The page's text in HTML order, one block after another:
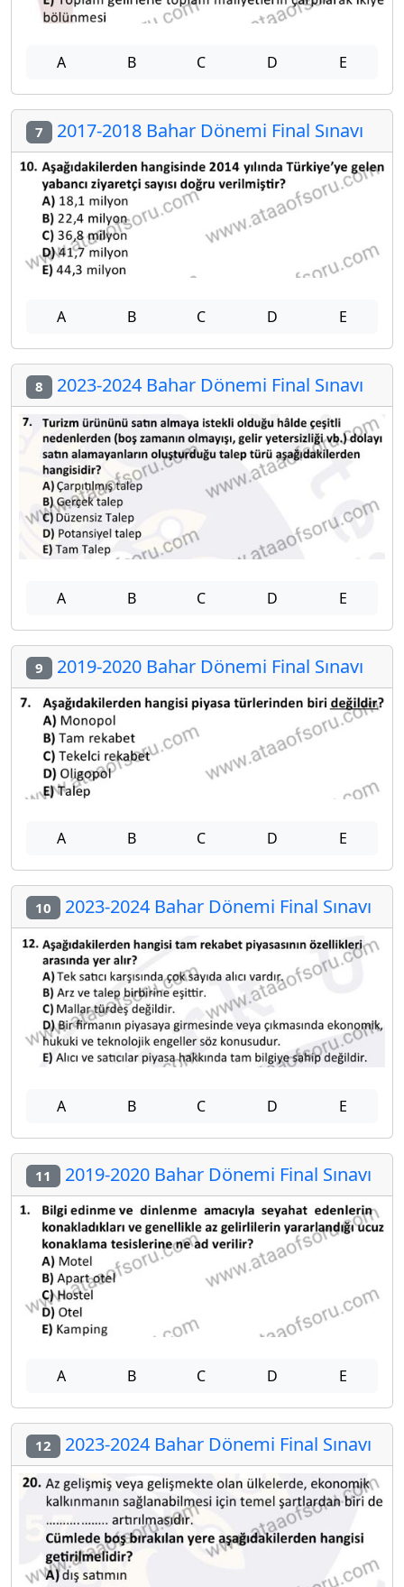
A B C D E
7 2017-2018 Bahar Dönemi Final Sınavı
A B C D E
8 2023-2024 Bahar Dönemi Final Sınavı
A B C D E
9 2019-2020 Bahar Dönemi Final Sınavı
A B C D E
10 2023-2024 Bahar Dönemi Final Sınavı
A B C D E
11 2019-2020 Bahar Dönemi Final Sınavı
A B C D E
12 2023-2024 Bahar Dönemi Final Sınavı